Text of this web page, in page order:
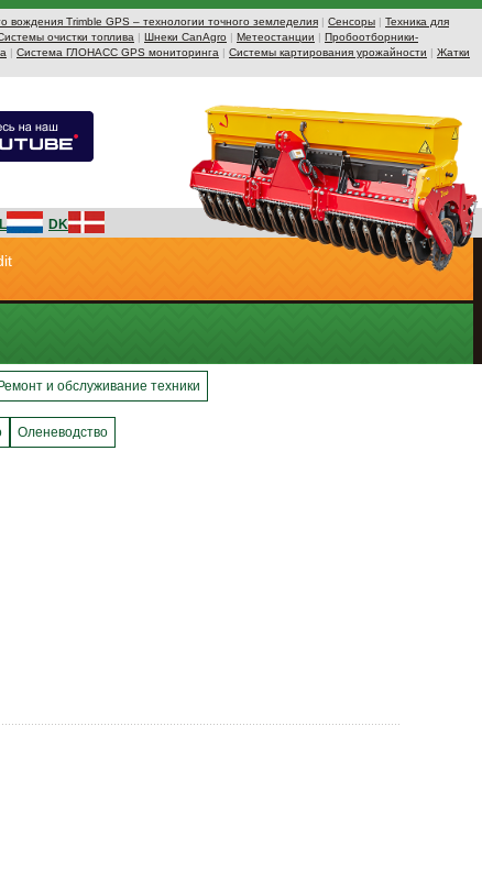
вождения Trimble GPS – технологии точного земледелия | Сенсоры | Техника для
очистки топлива | Шнеки CanAgro | Метеостанции | Пробоотборники-
| Система ГЛОНАСС GPS мониторинга | Системы картирования урожайности | Жатки
DK
Ремонт и обслуживание техники
Оленеводство